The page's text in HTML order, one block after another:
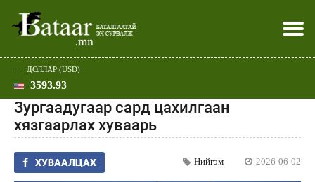
Эхлэл
Улс төр
Нийгэм
Эдийн засаг
Дэлхий
Спорт
Шар
Батаар юу хэлэв
Хэвлэл мэдээллээр
ДОЛЛАР (USD)
3593.93
Зургаадугаар сард цахилгаан
хязгаарлах хуваарь
ХУВААЛЦАХ Нийгэм 2026-06-02